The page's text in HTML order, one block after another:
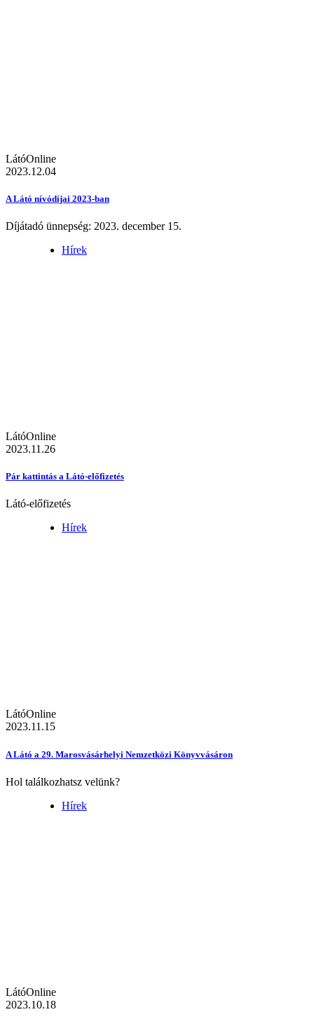
LátóOnline
2023.12.04
A Látó nívódíjai 2023-ban
Díjátadó ünnepség: 2023. december 15.
Hírek
LátóOnline
2023.11.26
Pár kattintás a Látó-előfizetés
Látó-előfizetés
Hírek
LátóOnline
2023.11.15
A Látó a 29. Marosvásárhelyi Nemzetközi Könyvvásáron
Hol találkozhatsz velünk?
Hírek
LátóOnline
2023.10.18